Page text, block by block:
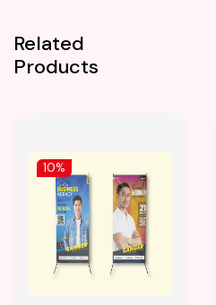
Related
Products
10%